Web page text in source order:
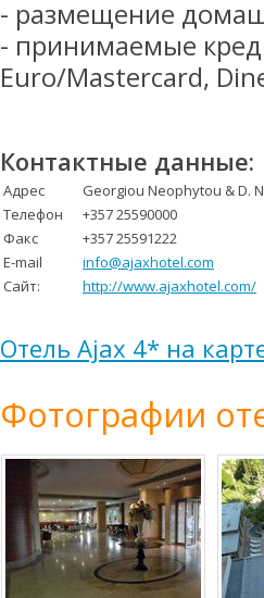
- размещение
- принимаемые
Euro/Mastercard,
Контактные данные:
Адрес
Georgiou Neophytou & D.
Телефон
+357 25590000
Факс
+357 25591222
E-mail
info@ajaxhotel.com
Сайт:
http://www.ajaxhotel.com/
Отель Ajax 4* на
Фотографии